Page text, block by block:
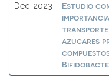
Dec-2023
Estudio
importancia
azucares